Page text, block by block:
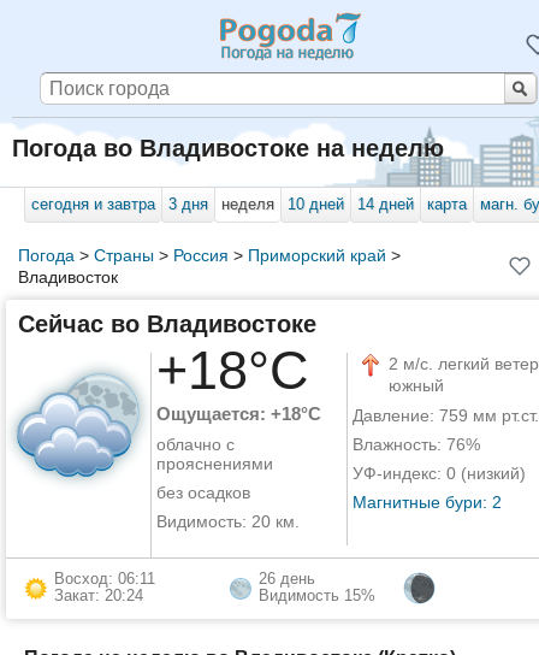
Погода во Владивостоке на неделю
сегодня и завтра 3 дня неделя 10 дней 14 дней карта магн.
Погода > Страны> Россия > Приморский край >
Владивосток
Сейчас во Владивостоке
+18°C
Ощущается: +18°C
облачно с
прояснениями
без осадков
Видимость: 20 км.
2 м/с. легкий
южный
Давление: 759 мм рт.ст.
Влажность: 76%
УФ-индекс: 0 (низкий)
Магнитные бури: 2
Восход: 06:11
Закат: 20:24
26 день
Видимость 15%